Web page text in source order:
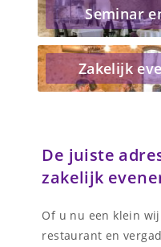
Seminar
Zakelijk
De juiste
zakelijk
Of u nu een klein
restaurant en